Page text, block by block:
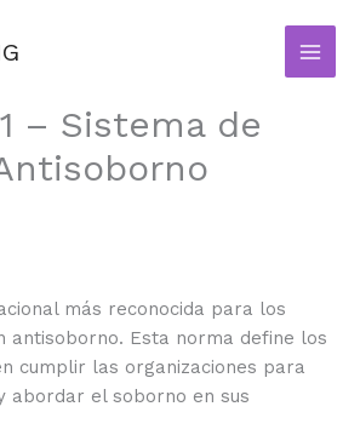
– Sistema de
más reconocida para los
antisoborno. Esta norma define los
cumplir las organizaciones para
abordar el soborno en sus